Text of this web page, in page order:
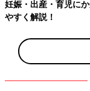
【ワクチン接種でき